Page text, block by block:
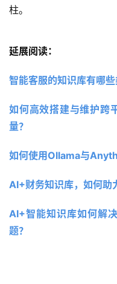
柱。
延展阅读：
智能客服的知识库有哪些
如何高效搭建与维护跨
量？
如何使用Ollama与
AI+财务知识库，如何助
AI+智能知识库如何解
题？